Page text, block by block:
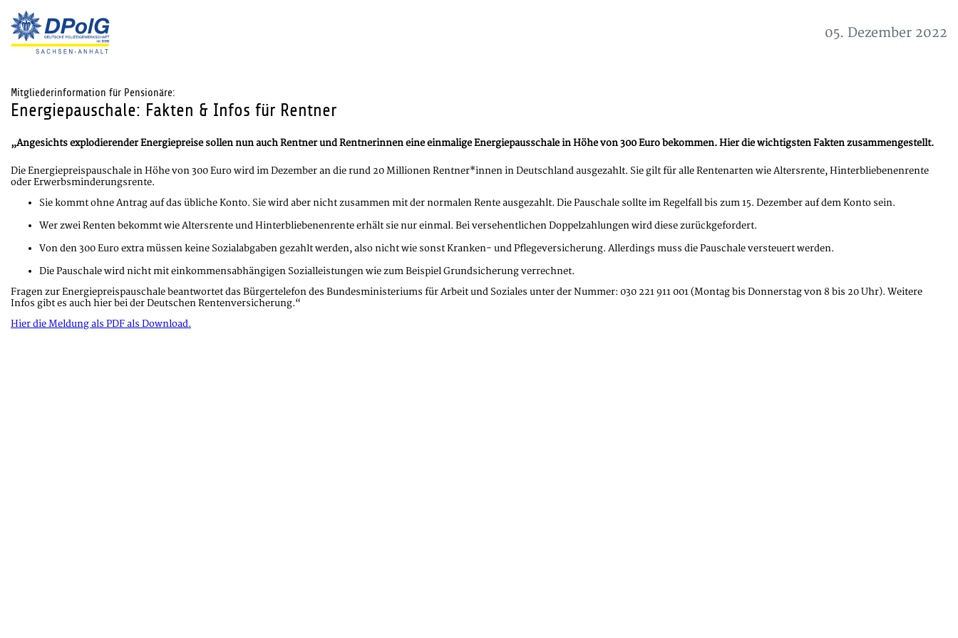
05. Dezember 2022
Mitgliederinformation für Pensionäre:
Energiepauschale: Fakten & Infos für Rentner
„Angesichts explodierender Energiepreise sollen nun auch Rentner und Rentnerinnen eine einmalige Energiepausschale in Höhe von 300 Euro bekommen. Hier die wichtigsten Fakten zusammengestellt.
Die Energiepreispauschale in Höhe von 300 Euro wird im Dezember an die rund 20 Millionen Rentner*innen in Deutschland ausgezahlt. Sie gilt für alle Rentenarten wie Altersrente, Hinterbliebenenrente
oder Erwerbsminderungsrente.
Sie kommt ohne Antrag auf das übliche Konto. Sie wird aber nicht zusammen mit der normalen Rente ausgezahlt. Die Pauschale sollte im Regelfall bis zum 15. Dezember auf dem Konto sein.
Wer zwei Renten bekommt wie Altersrente und Hinterbliebenenrente erhält sie nur einmal. Bei versehentlichen Doppelzahlungen wird diese zurückgefordert.
Von den 300 Euro extra müssen keine Sozialabgaben gezahlt werden, also nicht wie sonst Kranken- und Pflegeversicherung. Allerdings muss die Pauschale versteuert werden.
Die Pauschale wird nicht mit einkommensabhängigen Sozialleistungen wie zum Beispiel Grundsicherung verrechnet.
Fragen zur Energiepreispauschale beantwortet das Bürgertelefon des Bundesministeriums für Arbeit und Soziales unter der Nummer: 030 221 911 001 (Montag bis Donnerstag von 8 bis 20 Uhr). Weitere
Infos gibt es auch hier bei der Deutschen Rentenversicherung.“
Hier die Meldung als PDF als Download.